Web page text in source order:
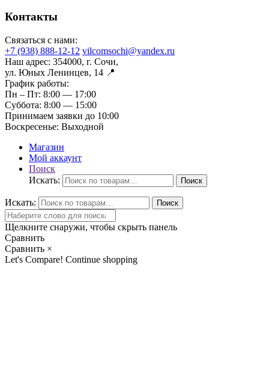
Контакты
Связаться с нами:
+7 (938) 888-12-12 vilcomsochi@yandex.ru
Наш адрес: 354000, г. Сочи,
ул. Юных Ленинцев, 14 📍
График работы:
Пн – Пт: 8:00 — 17:00
Суббота: 8:00 — 15:00
Принимаем заявки до 10:00
Воскресенье: Выходной
Магазин
Мой аккаунт
Поиск
Искать:
Поиск
Искать: Поиск
Щелкните снаружи, чтобы скрыть панель
Сравнить
Сравнить ×
Let's Compare! Continue shopping